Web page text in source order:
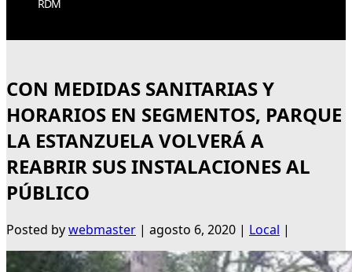
RDM
CON MEDIDAS SANITARIAS Y
HORARIOS EN SEGMENTOS, PARQUE
LA ESTANZUELA VOLVERÁ A
REABRIR SUS INSTALACIONES AL
PÚBLICO
Posted bywebmaster | agosto 6, 2020 | Local |